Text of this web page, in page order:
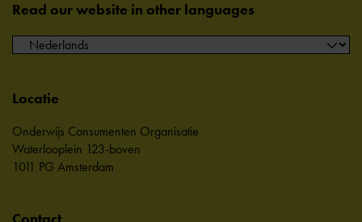
Read our website in other languages
Locatie
Onderwijs Consumenten Organisatie
Waterlooplein 123-boven
1011 PG Amsterdam